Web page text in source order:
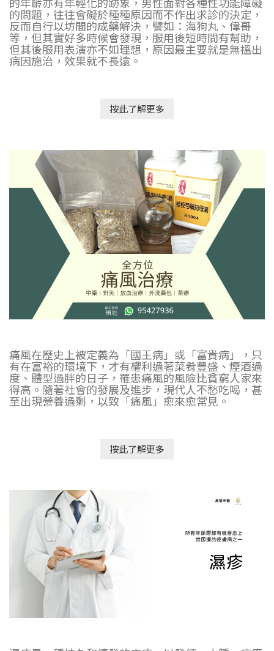
的年齡亦有年輕化的跡象，男性面對各種性功能障礙
的問題，往往會礙於種種原因而不作出求診的決定，
反而自行以坊間的成藥解決，譬如：海狗丸、偉哥
等，但其實好多時候會發現，服用後短時間有幫助，
但其後服用表演亦不如理想，原因最主要就是無搵出
病因施治，效果就不長遠。
按此了解更多
痛風在歷史上被定義為「國王病」或「富貴病」，只
有在富裕的環境下，才有權利過著菜肴豐盛、煙酒過
度、體型過胖的日子，罹患痛風的風險比貧窮人家來
得高。隨著社會的發展及進步，現代人不愁吃喝，甚
至出現營養過剩，以致「痛風」愈來愈常見。
按此了解更多